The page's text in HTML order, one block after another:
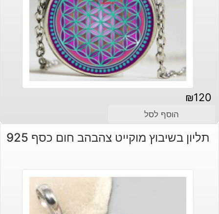
₪120
הוסף לסל
תליון בשיבוץ מוקייט צהבהב חום כסף 925